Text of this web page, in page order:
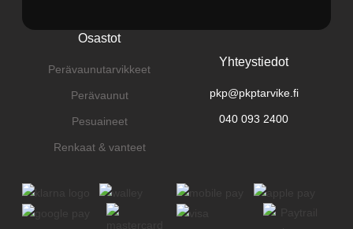
Osastot
Perävaunutarvikkeet
Perävaunut
Pesuaineet
Renkaat & vanteet
Yhteystiedot
pkp@pkptarvike.fi
040 093 2400